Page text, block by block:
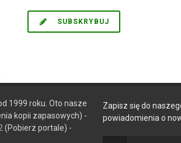
SUBSKRYBUJ
1999 roku. Oto nasze
kopii zapasowych) -
(Pobierz portale) -
Zapisz się do
powiadomienia o